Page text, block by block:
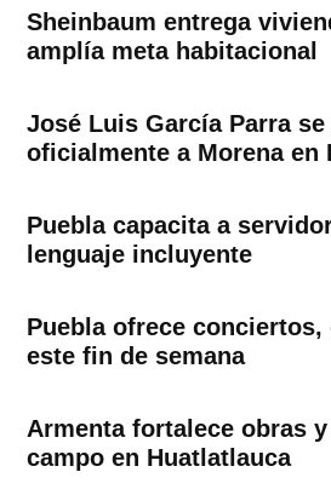
Sheinbaum entrega
amplía meta habitacional
José Luis García Parra
oficialmente a Morena en
Puebla capacita a
lenguaje incluyente
Puebla ofrece conciertos,
este fin de semana
Armenta fortalece obras
campo en Huatlatlauca